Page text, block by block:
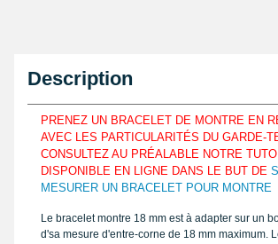
Description
PRENEZ UN BRACELET DE MONTRE EN
AVEC LES PARTICULARITÉS DU GARDE-
CONSULTEZ AU PRÉALABLE NOTRE
DISPONIBLE EN LIGNE DANS LE BUT DE
MESURER UN BRACELET POUR MONTRE
Le bracelet montre 18 mm est à adapter sur un
d'sa mesure d'entre-corne de 18 mm maximum.